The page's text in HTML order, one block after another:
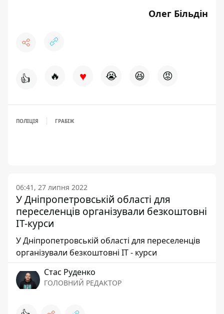
Олег Більдін
👍 🔥 ♥ 😭 😆 😡
ПОЛІЦІЯ ГРАБІЖ
06:41, 27 липня 2022
У Дніпропетровській області для
переселенців організували безкоштовні
ІТ-курси
У Дніпропетровській області для переселенців
організували безкоштовні ІТ - курси
Стас Руденко
ГОЛОВНИЙ РЕДАКТОР